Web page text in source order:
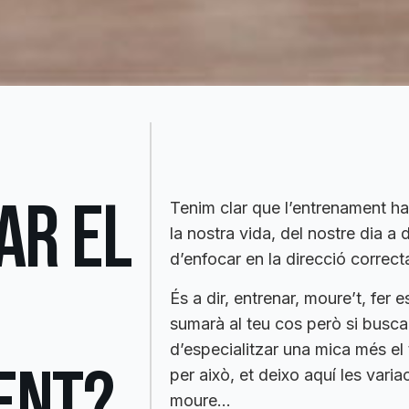
EL
Tenim clar que l’entrenament
la nostra vida, del nostre dia a
d’enfocar en la direcció
És a dir, entrenar, moure’t, fer
sumarà al teu cos però si
d’especialitzar una mica més
per això, et deixo aquí les
moure…